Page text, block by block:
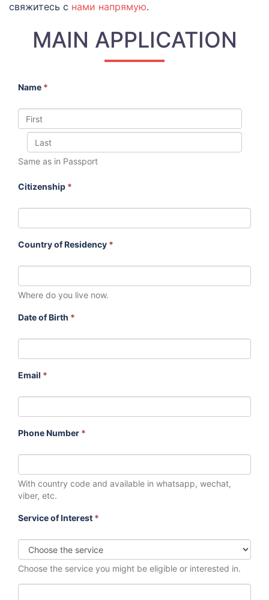
свяжитесь с нами напрямую.
MAIN APPLICATION
Name *
Same as in Passport
Citizenship *
Country of Residency *
Where do you live now.
Date of Birth *
Email *
Phone Number *
With country code and available in whatsapp, wechat,
viber, etc.
Service of Interest *
Choose the service you might be eligible or interested in.